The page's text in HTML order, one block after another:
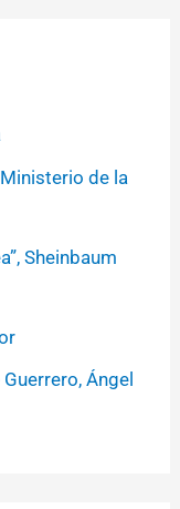
de la
Sheinbaum
Ángel